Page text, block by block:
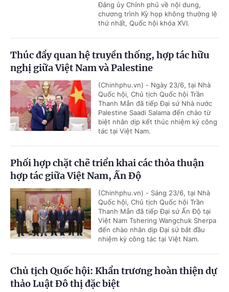
Đảng ủy Chính phủ về nội dung,
chương trình Kỳ họp không thường lệ
thứ nhất, Quốc hội khóa XVI.
Thúc đẩy quan hệ truyền thống, hợp tác hữu
nghị giữa Việt Nam và Palestine
(Chinhphu.vn) - Ngày 23/6, tại Nhà
Quốc hội, Chủ tịch Quốc hội Trần
Thanh Mẫn đã tiếp Đại sứ Nhà nước
Palestine Saadi Salama đến chào từ
biệt nhân dịp kết thúc nhiệm kỳ công
tác tại Việt Nam.
Phối hợp chặt chẽ triển khai các thỏa thuận
hợp tác giữa Việt Nam, Ấn Độ
(Chinhphu.vn) - Sáng 23/6, tại Nhà
Quốc hội, Chủ tịch Quốc hội Trần
Thanh Mẫn đã tiếp Đại sứ Ấn Độ tại
Việt Nam Tshering Wangchuk Sherpa
đến chào nhân dịp Đại sứ bắt đầu
nhiệm kỳ công tác tại Việt Nam.
Chủ tịch Quốc hội: Khẩn trương hoàn thiện dự
thảo Luật Đô thị đặc biệt